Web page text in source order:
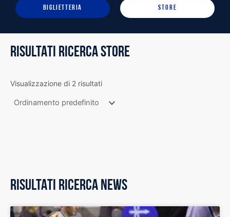
BIGLIETTERIA STORE
RISULTATI RICERCA STORE
Visualizzazione di 2 risultati
RISULTATI RICERCA NEWS